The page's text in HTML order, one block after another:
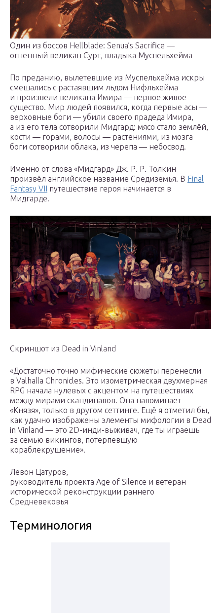
Один из боссов Hellblade: Senua’s Sacrifice —
огненный великан Сурт, владыка Муспельхейма
По преданию, вылетевшие из Муспельхейма искры
смешались с растаявшим льдом Нифльхейма
и произвели великана Имира — первое живое
существо. Мир людей появился, когда первые асы —
верховные боги — убили своего прадеда Имира,
а из его тела сотворили Мидгард: мясо стало землёй,
кости — горами, волосы — растениями, из мозга
боги сотворили облака, из черепа — небосвод.
Именно от слова «Мидгард» Дж. Р. Р. Толкин
произвёл английское название Средиземья. В Final
Fantasy VII путешествие героя начинается в
Мидгарде.
Скриншот из Dead in Vinland
«Достаточно точно мифические сюжеты перенесли
в Valhalla Chronicles. Это изометрическая двухмерная
RPG начала нулевых с акцентом на путешествиях
между мирами скандинавов. Она напоминает
«Князя», только в другом сеттинге. Ещё я отметил бы,
как удачно изображены элементы мифологии в Dead
in Vinland — это 2D-инди-выживач, где ты играешь
за семью викингов, потерпевшую
кораблекрушение».
Левон Цатуров,
руководитель проекта Age of Silence и ветеран
исторической реконструкции раннего
Средневековья
Терминология